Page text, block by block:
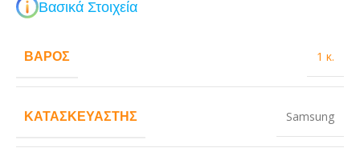
Βασικά Στοιχεία
ΒΆΡΟΣ 1 κ.
ΚΑΤΑΣΚΕΥΑΣΤΉΣ Samsung